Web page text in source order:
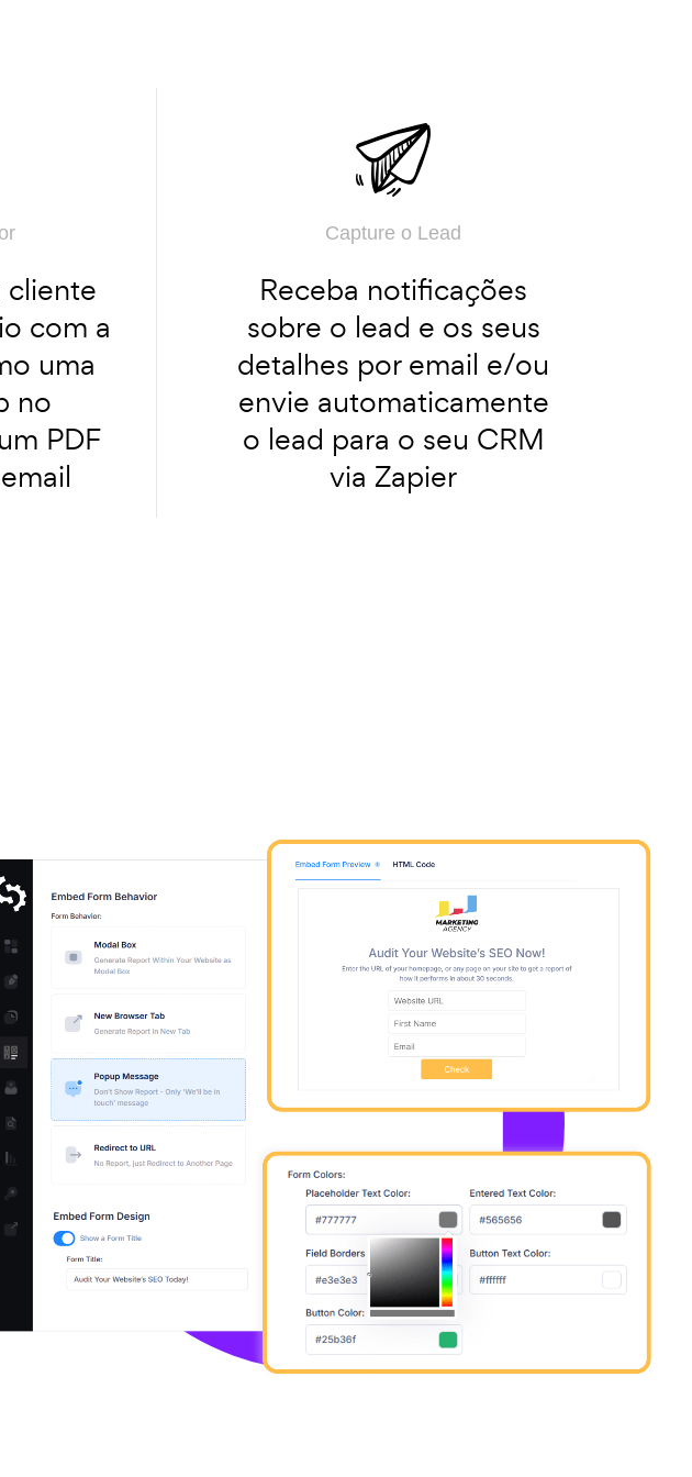
cliente
com a
uma
no
PDF
Capture o Lead
Receba notificações
sobre o lead e os seus
detalhes por email e/ou
envie automaticamente
o lead para o seu CRM
via Zapier